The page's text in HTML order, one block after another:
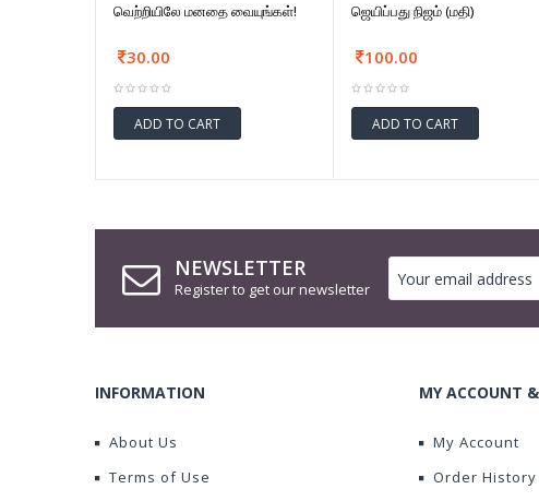
வெற்றியிலே மனதை வையுங்கள்!
30.00
ADD TO CART
ஜெயிப்பது நிஜம் (மதி)
100.00
ADD TO CART
NEWSLETTER
Register to get our newsletter
INFORMATION
About Us
Terms of Use
MY ACCOUNT
My Account
Order History